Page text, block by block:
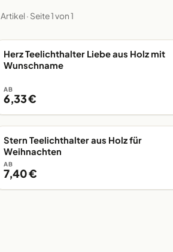
Artikel · Seite 1 von 1
EIGENE FERTIGUNG
Herz Teelichthalter Liebe aus Holz mit
Wunschname
AB
6,33 €
EIGENE FERTIGUNG
Stern Teelichthalter aus Holz für
Weihnachten
AB
7,40 €